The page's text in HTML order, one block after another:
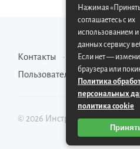
Контакты
Карта сайта
Пользовательское соглашение
© 2026 Инструментально-
Нажимая
соглашаетесь с их
использованием и
данных сервису
Если нет —
браузера или
Политика
персональных
политика cookie